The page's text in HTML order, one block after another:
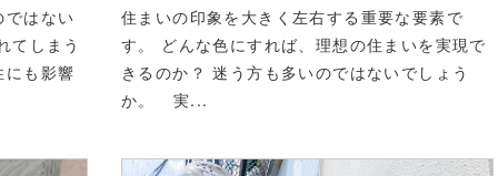
ではない
てしまう
にも影響
住まいの印象を大きく左右する重要な要素で
す。 どんな色にすれば、理想の住まいを実現で
きるのか？ 迷う方も多いのではないでしょう
か。 実...